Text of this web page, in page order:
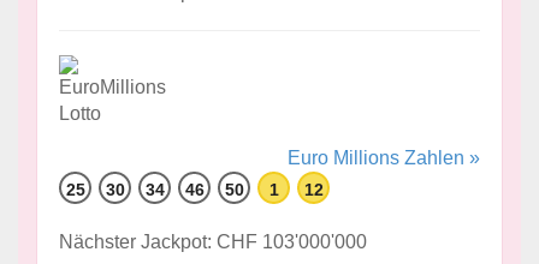
Euro Millions Zahlen »
25 30 34 46 50 1 12
Nächster Jackpot: CHF 103'000'000